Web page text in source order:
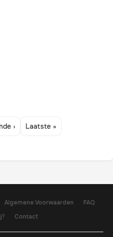
› Laatste »
Algemene Voorwaarden
FAQ
Contact